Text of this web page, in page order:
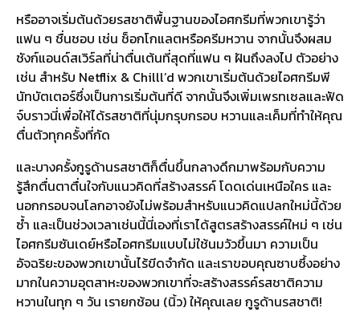
หรืออาจเริ่มต้นด้วยรสชาติพื้นฐานของไอศกรีมที่พวกเขารู้ว่า
แฟน ๆ ชื่นชอบ เช่น ช็อกโกแลตหรือครีมหวาน จากนั้นจึงผสม
ชังก์แอนด์สเวิร์ลที่น่าตื่นเต้นที่สุดที่แฟน ๆ ฝันถึงลงไป ตัวอย่าง
เช่น สำหรับ Netflix & Chilll’d พวกเขาเริ่มต้นด้วยไอศกรีมพี
นัทบัตเตอร์ซึ่งเป็นการเริ่มต้นที่ดี จากนั้นจึงเพิ่มเพรทเซลและฟัด
จ์บราวนี่เพื่อให้ได้รสชาติที่นุ่มกรุบกรอบ หวานและเค็มที่ทำให้คุณ
ตื่นตัวทุกครั้งที่กัด
และบางครั้งกูรูด้านรสชาติก็ตื่นขึ้นกลางดึกมาพร้อมกับความ
รู้สึกตื่นตาตื่นใจกับแนวคิดที่สร้างสรรค์ โดดเด่นเหนือใคร และ
นอกกรอบจนโลกอาจยังไม่พร้อมสำหรับแนวคิดแปลกใหม่นี้ด้วย
ซ้ำ และเป็นช่วงเวลาเช่นนี้นี่เองที่เราได้สูตรสร้างสรรค์ใหม่ ๆ เช่น
ไอศกรีมซันเดย์หรือไอศกรีมแบบไม่ใช้นมวัวขึ้นมา ความเป็น
อัจฉริยะของพวกเขานั้นไร้ขีดจำกัด และเราขอบคุณซาบซึ้งอย่าง
มากในความอุตสาหะของพวกเขาที่จะสร้างสรรค์รสชาติความ
หวานในทุก ๆ วัน เรายกช้อน (นิ้ว) ให้คุณเลย กูรูด้านรสชาติ!